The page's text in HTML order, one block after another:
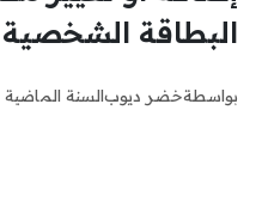
البطاقة
بواسطةخضر ديوبالسنة الماضية